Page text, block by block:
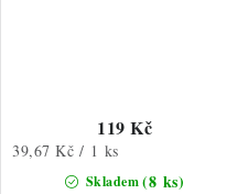
Skladem(8 ks)
119 Kč
Měrná
39,67 Kč / 1 ks